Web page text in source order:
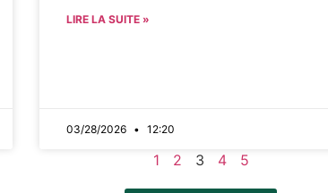
LIRE LA SUITE »
03/28/2026 12:20
1 2 3 4 5